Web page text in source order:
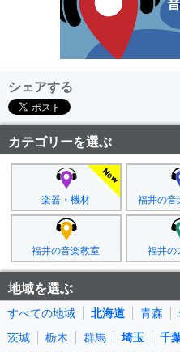
シェアする
カテゴリーを選ぶ
楽器・機材 福井の音
福井の音楽教室 福井の
地域を選ぶ
すべての地域 北海道 青森
茨城
栃木 群馬 埼玉 千